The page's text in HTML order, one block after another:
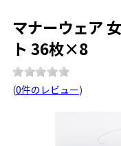
マナーウェア
ト 36枚×8
(0件のレビュー)